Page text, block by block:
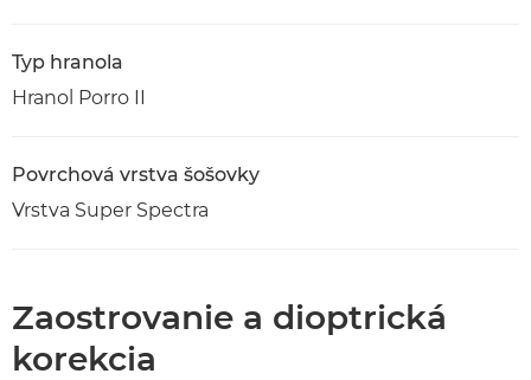
Typ hranola
Hranol Porro II
Povrchová vrstva šošovky
Vrstva Super Spectra
Zaostrovanie a dioptrická
korekcia